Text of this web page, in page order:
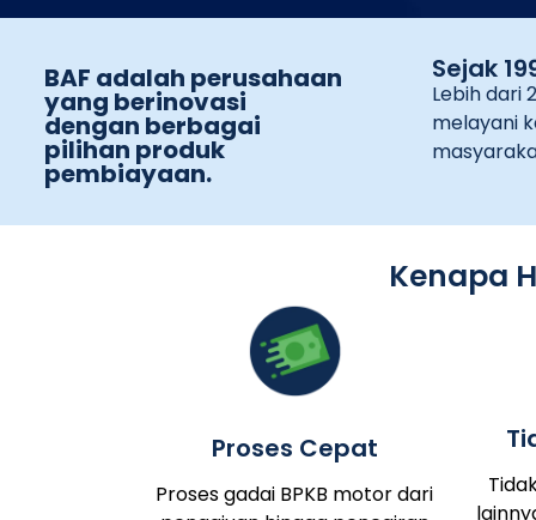
BAF adalah perusahaan
yang berinovasi
dengan berbagai
pilihan produk
pembiayaan.
Sejak
Lebih dari
melayani
Kenapa
Proses Cepat
Proses gadai BPKB motor dari